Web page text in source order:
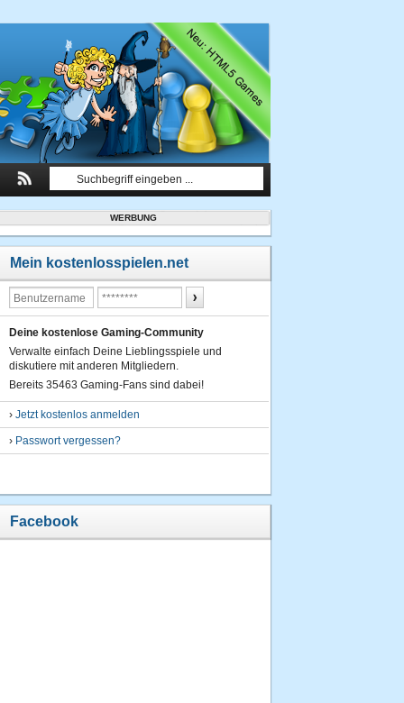
WERBUNG
Mein kostenlosspielen.net
Deine kostenlose Gaming-Community
Verwalte einfach Deine Lieblingsspiele und
diskutiere mit anderen Mitgliedern.
Bereits 35463 Gaming-Fans sind dabei!
› Jetzt kostenlos anmelden
› Passwort vergessen?
Facebook